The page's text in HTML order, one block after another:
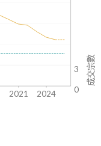
3
0
2021 2024
成交宗數